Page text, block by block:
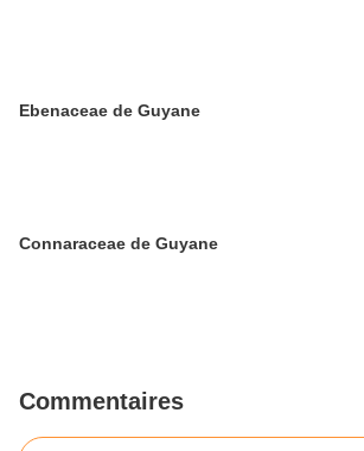
Ebenaceae de Guyane
Connaraceae de Guyane
Commentaires